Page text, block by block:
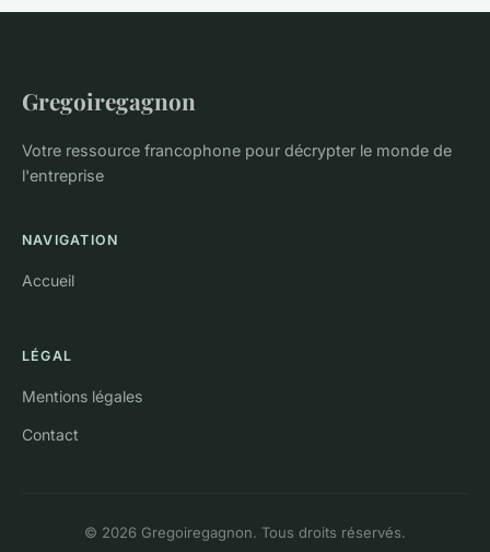
Gregoiregagnon
Votre ressource francophone pour décrypter le monde de
l'entreprise
NAVIGATION
Accueil
LÉGAL
Mentions légales
Contact
© 2026 Gregoiregagnon. Tous droits réservés.